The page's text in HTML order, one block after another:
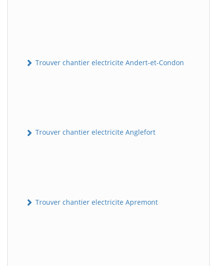
Trouver chantier electricite Andert-et-Condon
Trouver chantier electricite Anglefort
Trouver chantier electricite Apremont